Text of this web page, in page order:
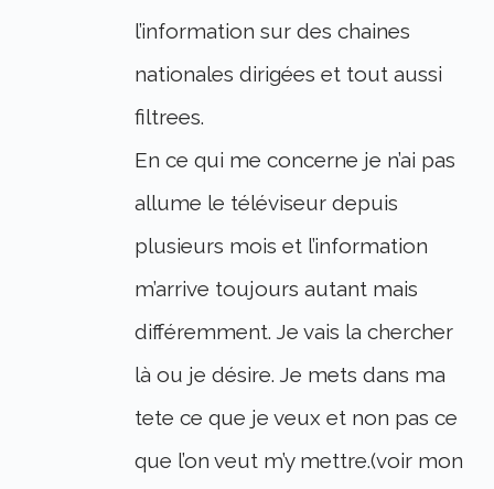
l’information sur des chaines
nationales dirigées et tout aussi
filtrees.
En ce qui me concerne je n’ai pas
allume le téléviseur depuis
plusieurs mois et l’information
m’arrive toujours autant mais
différemment. Je vais la chercher
là ou je désire. Je mets dans ma
tete ce que je veux et non pas ce
que l’on veut m’y mettre.(voir mon